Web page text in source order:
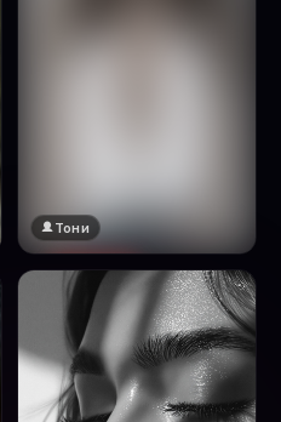
🔞 18+
Натисни за преглед
Тони